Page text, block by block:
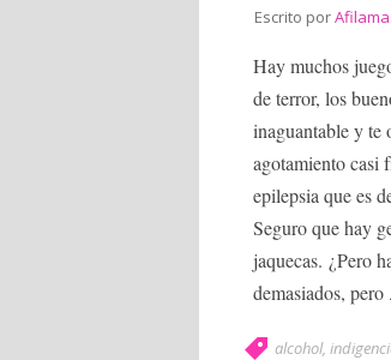
Escrito por
Hay muchos
de terror, los
inaguantable y te
agotamiento casi
epilepsia que es
Seguro que hay
jaquecas. ¿Pero
demasiados, pero
alcohol,